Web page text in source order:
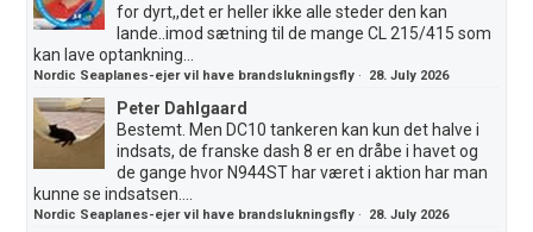
for dyrt,,det er heller ikke alle steder den kan
lande..imod sætning til de mange CL 215/415 som
kan lave optankning...
Nordic Seaplanes-ejer vil have brandslukningsfly · 28. July 2026
Peter Dahlgaard
Bestemt. Men DC10 tankeren kan kun det halve i
indsats, de franske dash 8 er en dråbe i havet og
de gange hvor N944ST har været i aktion har man
kunne se indsatsen....
Nordic Seaplanes-ejer vil have brandslukningsfly · 28. July 2026